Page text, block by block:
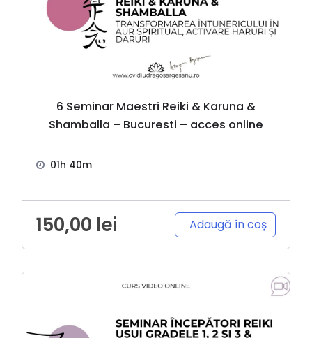
6 Seminar Maestri Reiki & Karuna &
Shamballa – Bucuresti – acces online
01h 40m
150,00 lei Adaugă în coș